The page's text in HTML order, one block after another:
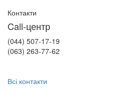
Контакти
Call-центр
(044) 507-17-19
(063) 263-77-62
Всі контакти